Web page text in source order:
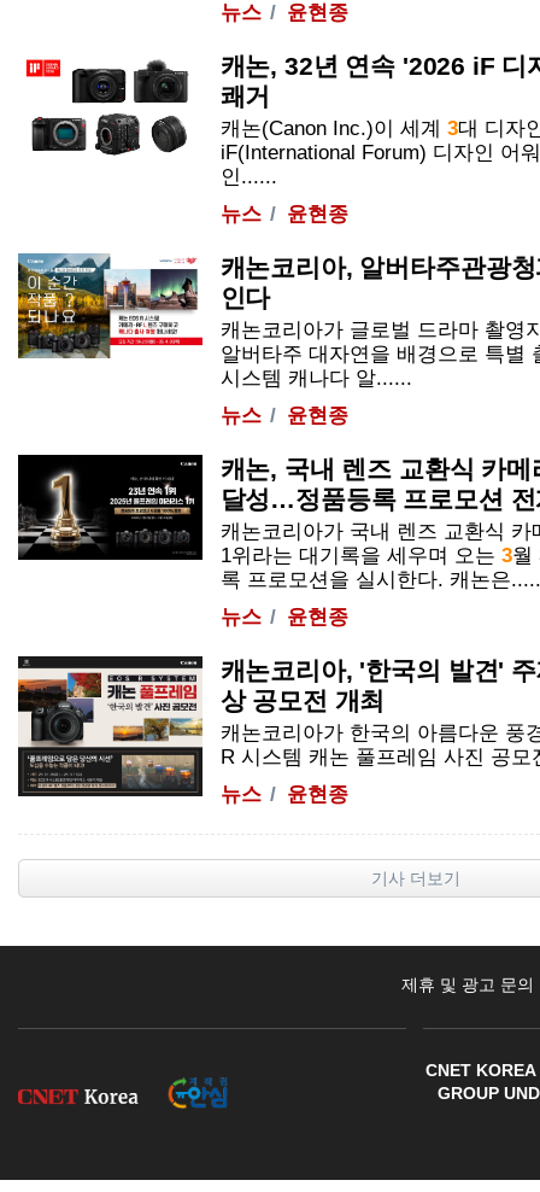
뉴스
윤현종
캐논, 32년 연속 '2026 iF 디
쾌거
캐논(Canon Inc.)이 세계 3대 디자
iF(International Forum) 디자인 어
인......
뉴스
윤현종
캐논코리아, 알버타주관광
인다
캐논코리아가 글로벌 드라마 촬영
알버타주 대자연을 배경으로 특별
시스템 캐나다 알......
뉴스
윤현종
캐논, 국내 렌즈 교환식 카
달성…정품등록 프로모션 전
캐논코리아가 국내 렌즈 교환식
1위라는 대기록을 세우며 오는 3월
록 프로모션을 실시한다. 캐논은
뉴스
윤현종
캐논코리아, '한국의 발견'
상 공모전 개최
캐논코리아가 한국의 아름다운 풍
R시스템 캐논 풀프레임 사진 공모
뉴스
윤현종
기사 더보기
제휴 및 광고 문의
CNET
GROUP